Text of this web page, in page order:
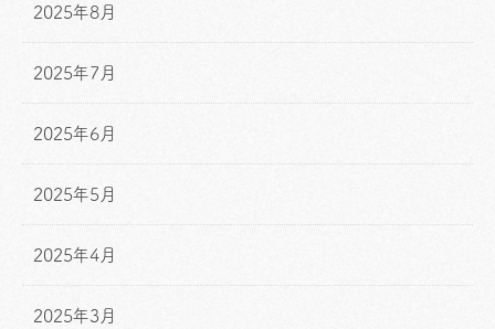
2025年8月
2025年7月
2025年6月
2025年5月
2025年4月
2025年3月